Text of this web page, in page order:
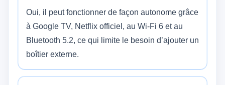
Oui, il peut fonctionner de façon autonome grâce
à Google TV, Netflix officiel, au Wi‑Fi 6 et au
Bluetooth 5.2, ce qui limite le besoin d’ajouter un
boîtier externe.